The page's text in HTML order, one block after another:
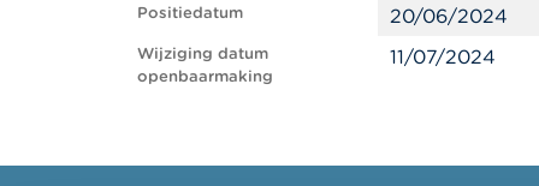
Positiedatum 20/06/2024
Wijziging datum
openbaarmaking
11/07/2024